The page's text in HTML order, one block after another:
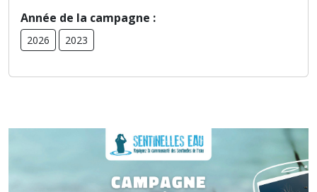
Année de la campagne :
2026 2023